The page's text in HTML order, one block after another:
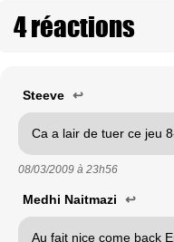
4 réactions
Steeve ↩
Ca a lair de tuer ce jeu
08/03/2009 à 23h56
Medhi Naitmazi ↩
Au fait nice come back